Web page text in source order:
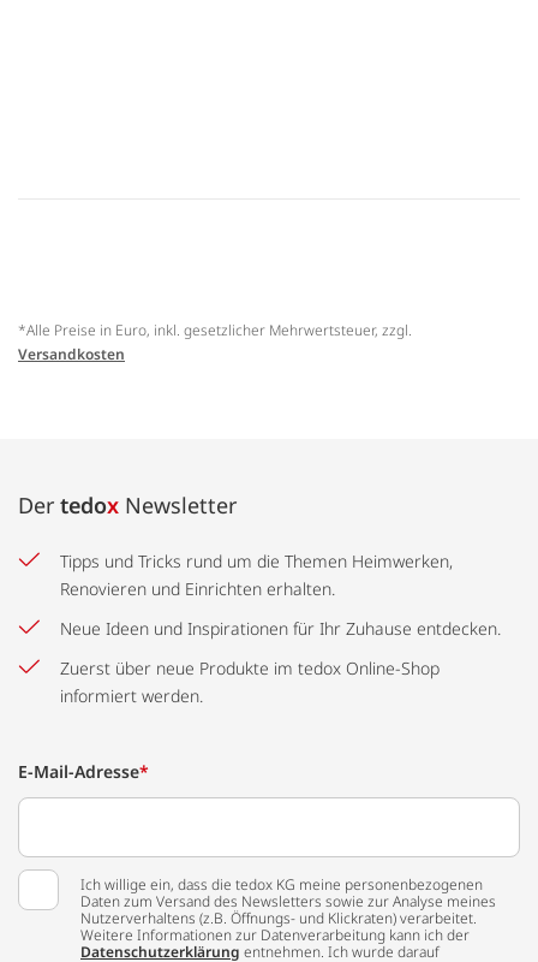
*Alle Preise in Euro, inkl. gesetzlicher Mehrwertsteuer, zzgl.
Versandkosten
Der tedox Newsletter
Tipps und Tricks rund um die Themen Heimwerken,
Renovieren und Einrichten erhalten.
Neue Ideen und Inspirationen für Ihr Zuhause entdecken.
Zuerst über neue Produkte im tedox Online-Shop
informiert werden.
E-Mail-Adresse*
Ich willige ein, dass die tedox KG meine personenbezogenen
Daten zum Versand des Newsletters sowie zur Analyse meines
Nutzerverhaltens (z.B. Öffnungs- und Klickraten) verarbeitet.
Weitere Informationen zur Datenverarbeitung kann ich der
Datenschutzerklärung entnehmen. Ich wurde darauf